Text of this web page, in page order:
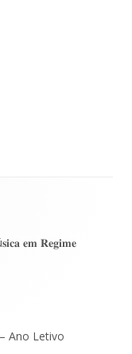
𝐞𝐦 𝐑𝐞𝐠𝐢𝐦𝐞
Ano Letivo